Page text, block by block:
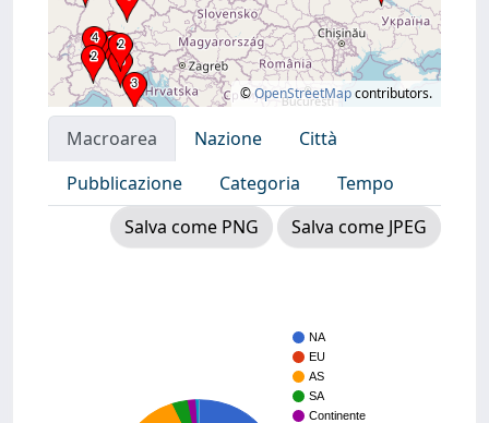
©OpenStreetMapcontributors.
Macroarea Nazione
Città
Pubblicazione
Categoria
Tempo
Salva come PNG
Salva come JPEG
NA
EU
AS
SA
Continente